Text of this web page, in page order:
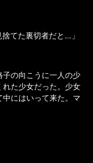
てた裏切者だと‥‥」
の向こうに一人の少
た少女だった。少女
にはいって来た。マ